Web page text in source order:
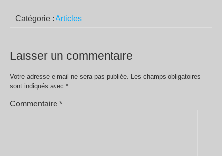
Catégorie : Articles
Laisser un commentaire
Votre adresse e-mail ne sera pas publiée. Les champs obligatoires
sont indiqués avec *
Commentaire *